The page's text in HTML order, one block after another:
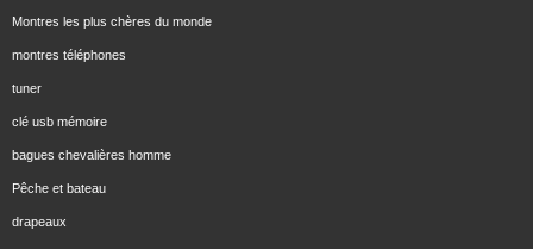
Montres les plus chères du monde
montres téléphones
tuner
clé usb mémoire
bagues chevalières homme
Pêche et bateau
drapeaux